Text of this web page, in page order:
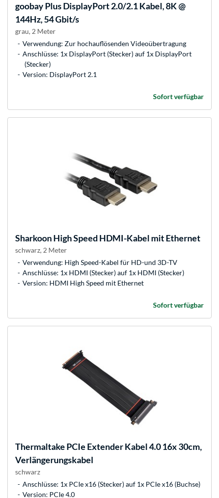
goobayPlus DisplayPort 2.0/2.1 Kabel, 8K @
144Hz, 54 Gbit/s
grau, 2 Meter
Verwendung: Zur hochauflösenden Videoübertragung
Anschlüsse: 1x DisplayPort (Stecker) auf 1x DisplayPort
(Stecker)
Version: DisplayPort 2.1
Sofort verfügbar
SharkoonHigh Speed HDMI-Kabel mit Ethernet
schwarz, 2 Meter
Verwendung: High Speed-Kabel für HD-und 3D-TV
Anschlüsse: 1x HDMI (Stecker) auf 1x HDMI (Stecker)
Version: HDMI High Speed mit Ethernet
Sofort verfügbar
Thermaltake PCIe Extender Kabel 4.0 16x 30cm,
Verlängerungskabel
schwarz
Anschlüsse: 1x PCIe x16 (Stecker) auf 1x PCIe x16 (Buchse)
Version: PCIe 4.0